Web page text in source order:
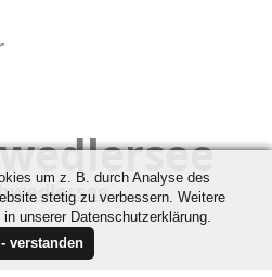
um z. B. durch Analyse des
stetig zu verbessern. Weitere
unserer Datenschutzerklärung.